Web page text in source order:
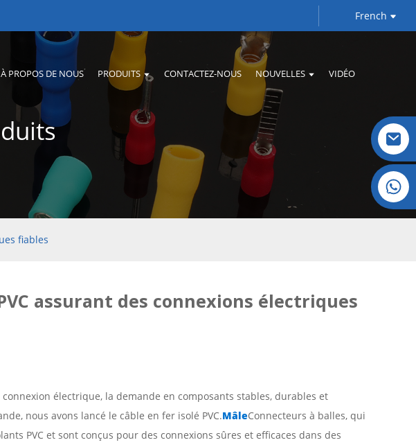
French
À PROPOS DE NOUS PRODUITS CONTACTEZ-NOUS NOUVELLES VIDÉO
Cristal : +86 19032081821
fiables
assurant des connexions électriques
électrique, la demande en composants stables, durables et
nous avons lancé le câble en fer isolé PVC.MâleConnecteurs à balles, qui
PVC et sont conçus pour des connexions sûres et efficaces dans des